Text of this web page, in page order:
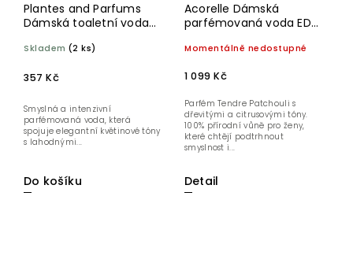
Plantes and Parfums
Dámská toaletní voda
Skladem (2 ks)
357 Kč
Do košíku
Smyslná a intenzivní
parfémovaná voda, která
spojuje elegantní květinové tóny
s lahodnými...
Acorelle Dámská
parfémovaná voda EDP
BIO
Momentálně nedostupné
1 099 Kč
Detail
Parfém Tendre Patchouli s
dřevitými a citrusovými tóny.
100% přírodní vůně pro ženy,
které chtějí podtrhnout
smyslnost i...